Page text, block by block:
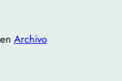
en Archivo